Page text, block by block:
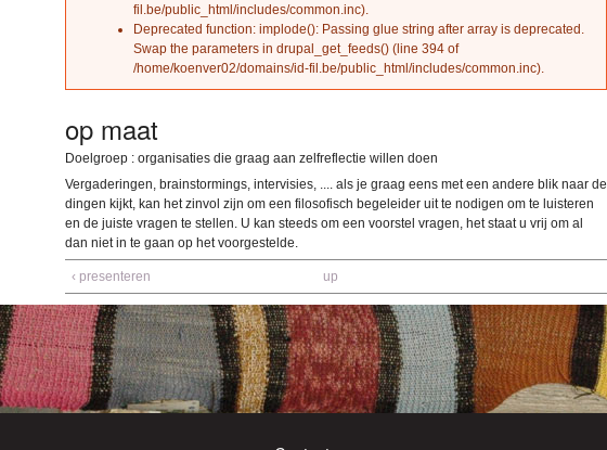
fil.be/public_html/includes/common.inc).
Deprecated function: implode(): Passing glue string after array is deprecated.
Swap the parameters in drupal_get_feeds() (line 394 of
/home/koenver02/domains/id-fil.be/public_html/includes/common.inc).
op maat
Doelgroep : organisaties die graag aan zelfreflectie willen doen
Vergaderingen, brainstormings, intervisies, .... als je graag eens met een andere blik naar de
dingen kijkt, kan het zinvol zijn om een filosofisch begeleider uit te nodigen om te luisteren
en de juiste vragen te stellen. U kan steeds om een voorstel vragen, het staat u vrij om al
dan niet in te gaan op het voorgestelde.
‹ presenteren up